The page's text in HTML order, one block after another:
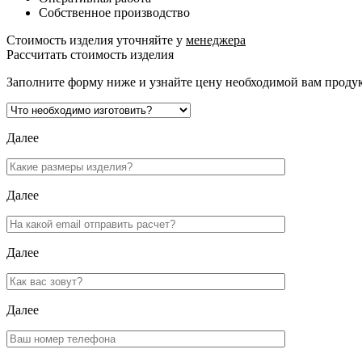
Собственное производство
Стоимость изделия уточняйте у менеджера
Рассчитать стоимость изделия
Заполните форму ниже и узнайте цену необходимой вам
Далее
Далее
Далее
Далее